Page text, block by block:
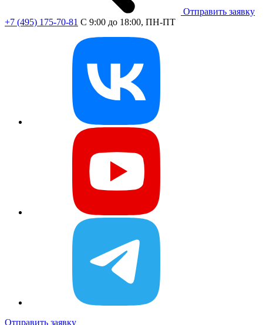
Отправить заявку
+7 (495) 175-70-81 C 9:00 до 18:00, ПН-ПТ
Отправить заявку